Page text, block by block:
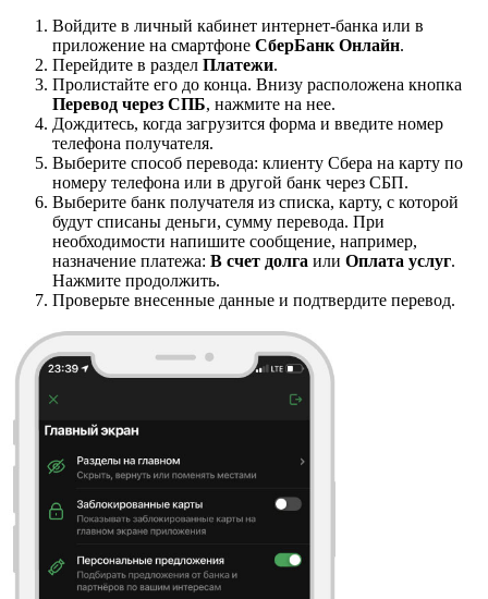
Войдите в личный кабинет интернет-банка или в
приложение на смартфоне СберБанк Онлайн.
Перейдите в раздел Платежи.
Пролистайте его до конца. Внизу расположена кнопка
Перевод через СПБ, нажмите на нее.
Дождитесь, когда загрузится форма и введите номер
телефона получателя.
Выберите способ перевода: клиенту Сбера на карту по
номеру телефона или в другой банк через СБП.
Выберите банк получателя из списка, карту, с которой
будут спиcаны деньги, сумму перевода. При
необходимости напишите сообщение, например,
назначение платежа: В счет долга или Оплата услуг.
Нажмите продолжить.
Проверьте внесенные данные и подтвердите перевод.